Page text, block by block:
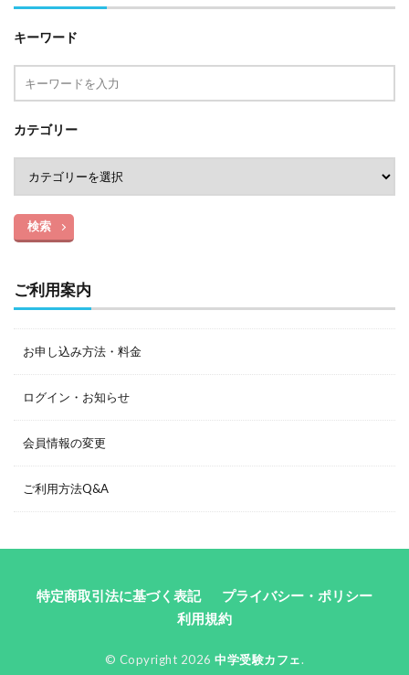
キーワード
カテゴリー
検索
ご利用案内
お申し込み方法・料金
ログイン・お知らせ
会員情報の変更
ご利用方法Q&A
特定商取引法に基づく表記
プライバシー・ポリシー
利用規約
© Copyright 2026中学受験カフェ.